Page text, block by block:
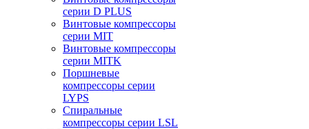
серии D PLUS
Винтовые компрессоры
серии MIT
Винтовые компрессоры
серии MITK
Поршневые
компрессоры серии
LYPS
Спиральные
компрессоры серии LSL